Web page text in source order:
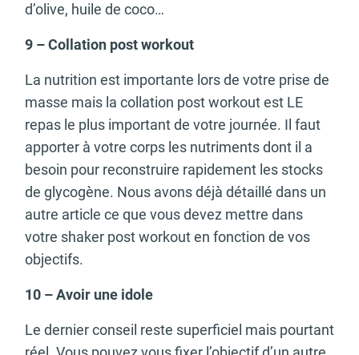
d’olive, huile de coco…
9 – Collation post workout
La nutrition est importante lors de votre prise de
masse mais la collation post workout est LE
repas le plus important de votre journée. Il faut
apporter à votre corps les nutriments dont il a
besoin pour reconstruire rapidement les stocks
de glycogène. Nous avons déjà détaillé dans un
autre article ce que vous devez mettre dans
votre shaker post workout en fonction de vos
objectifs.
10 – Avoir une idole
Le dernier conseil reste superficiel mais pourtant